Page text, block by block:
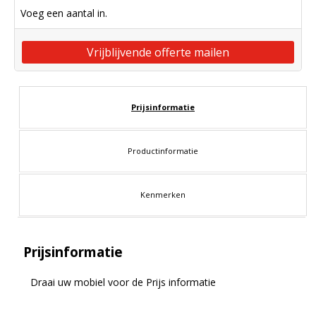
Voeg een aantal in.
Vrijblijvende offerte mailen
Prijsinformatie
Productinformatie
Kenmerken
Prijsinformatie
Draai uw mobiel voor de Prijs informatie